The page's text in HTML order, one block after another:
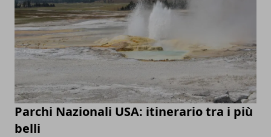
Parchi Nazionali USA: itinerario tra i più
belli